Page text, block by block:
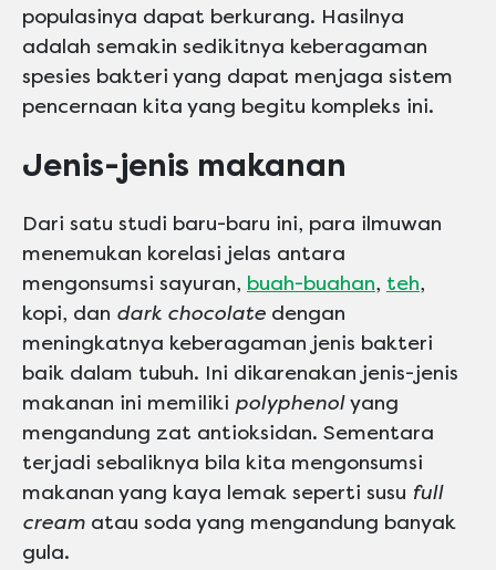
populasinya dapat berkurang. Hasilnya
adalah semakin sedikitnya keberagaman
spesies bakteri yang dapat menjaga sistem
pencernaan kita yang begitu kompleks ini.
Jenis-jenis makanan
Dari satu studi baru-baru ini, para ilmuwan
menemukan korelasi jelas antara
mengonsumsi sayuran, buah-buahan, teh,
kopi, dan dark chocolate dengan
meningkatnya keberagaman jenis bakteri
baik dalam tubuh. Ini dikarenakan jenis-jenis
makanan ini memiliki polyphenolyang
mengandung zat antioksidan. Sementara
terjadi sebaliknya bila kita mengonsumsi
makanan yang kaya lemak seperti susu full
cream atau soda yang mengandung banyak
gula.